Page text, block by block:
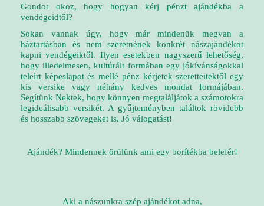
Gondot okoz, hogy hogyan kérj pénzt ajándékba a
vendégeidtől?
Sokan vannak úgy, hogy már mindenük megvan a
háztartásban és nem szeretnének konkrét nászajándékot
kapni vendégeiktől. Ilyen esetekben nagyszerű lehetőség,
hogy illedelmesen, kultúrált formában egy jókívánságokkal
teleírt képeslapot és mellé pénz kérjetek szeretteitektől egy
kis versike vagy néhány kedves mondat formájában.
Segítünk Nektek, hogy könnyen megtaláljátok a számotokra
legideálisabb versikét. A gyűjteményben találtok rövidebb
és hosszabb szövegeket is. Jó válogatást!
Ajándék? Mindennek örülünk ami egy borítékba belefér!
Aki a nászunkra szép ajándékot adna,